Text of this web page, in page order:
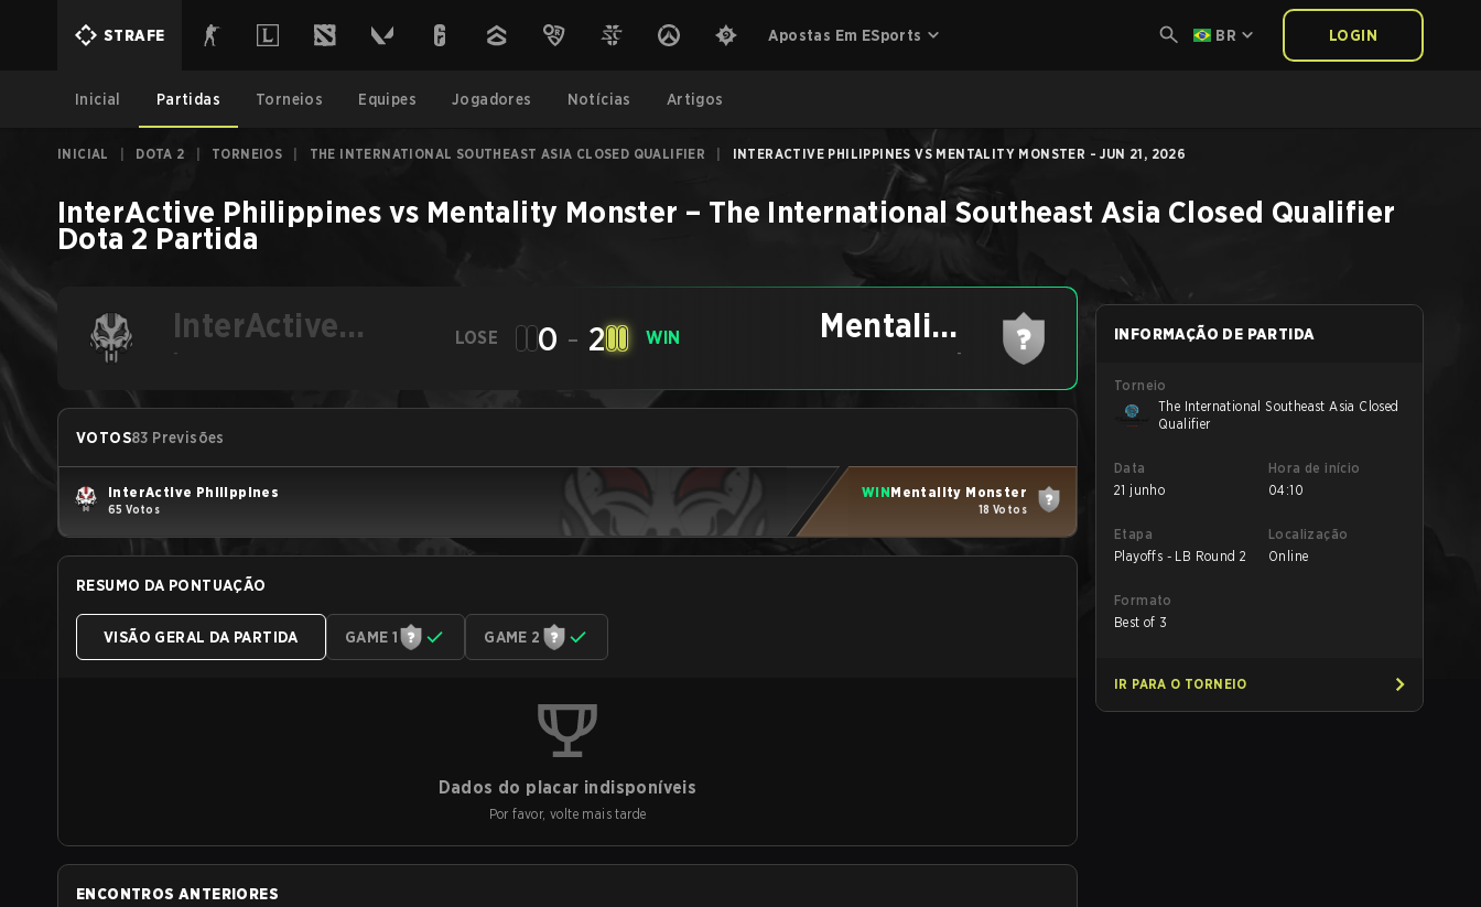
STRAFE Apostas Em ESports BR LOGIN
Inicial Partidas Torneios Equipes Jogadores Notícias Artigos
INICIAL DOTA 2 TORNEIOS THE INTERNATIONAL SOUTHEAST ASIA CLOSED QUALIFIER INTERACTIVE PHILIPPINES VS MENTALITY MONSTER - JUN 21, 2026
InterActive Philippines vs Mentality Monster – The International Southeast Asia Closed Qualifier
Dota 2 Partida
InterActive
Philippines
-
LOSE 0 - 2 WIN
Mentality
Monster-
VOTOS83 Previsões
InterActive Philippines
65 Votos
WINMentality Monster
18 Votos
RESUMO DA PONTUAÇÃO
VISÃO GERAL DA PARTIDA GAME 1 GAME 2
Dados do placar indisponíveis
Por favor, volte mais tarde
ENCONTROS ANTERIORES
INFORMAÇÃO DE PARTIDA
Torneio
The International Southeast Asia Closed
Qualifier
Data
21 junho
Hora de início
04:10
Etapa
Playoffs - LB Round 2
Localização
Online
Formato
Best of 3
IR PARA O TORNEIO